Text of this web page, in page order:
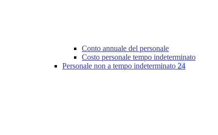
Conto annuale del personale
Costo personale tempo indeterminato
Personale non a tempo indeterminato 24